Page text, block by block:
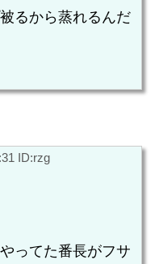
るから蒸れるんだ
ID:rzg
ってた番長がフサ